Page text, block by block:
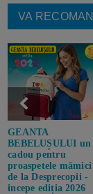
VA
GEANTA
BEBELUȘULUI un
cadou pentru
proaspetele mămici
de la Desprecopii -
incepe ediția 2026